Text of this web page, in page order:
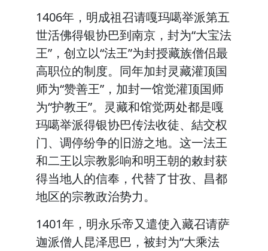
1406年，明成祖召请嘎玛噶举派第五
世活佛得银协巴到南京，封为“大宝法
王”，创立以“法王”为封授藏族僧侣最
高职位的制度。同年加封灵藏灌顶国
师为“赞善王”，加封一馆觉灌顶国师
为“护教王”。灵藏和馆觉两处都是嘎
玛噶举派得银协巴传法收徒、結交权
门、调停纷争的旧游之地。这一法王
和二王以宗教影响和明王朝的敕封获
得当地人的信奉，代替了甘孜、昌都
地区的宗教政治势力。
1401年，明永乐帝又遣使入藏召请萨
迦派僧人昆泽思巴，被封为“大乘法